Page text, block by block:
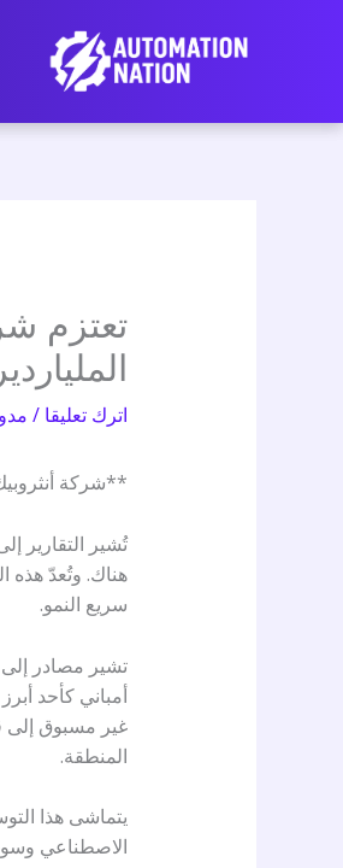
تعتزم
اترك تعليقا /
**شركة
تُشير التقارير
هناك. وتُعدّ هذه
سريع النمو.
تشير مصادر
أمباني كأحد
غير مسبوق إلى
المنطقة.
يتماشى هذا
الاصطناعي